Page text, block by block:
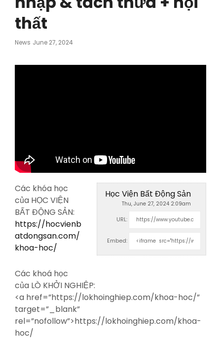
thất
News Posted
June 27, 2024
Học Viện Bất Động Sản
Thu, June 27, 2024 2:09am
URL:
Embed:
Các khóa học
của HỌC VIỆN
BẤT ĐỘNG SẢN:
https://hocvienb
atdongsan.com/
khoa-hoc/
Các khoá học
của LÒ KHỞI NGHIỆP:
<a href=”https://lokhoinghiep.com/khoa-hoc/”
target=”_blank”
rel=”nofollow”>https://lokhoinghiep.com/khoa-
hoc/